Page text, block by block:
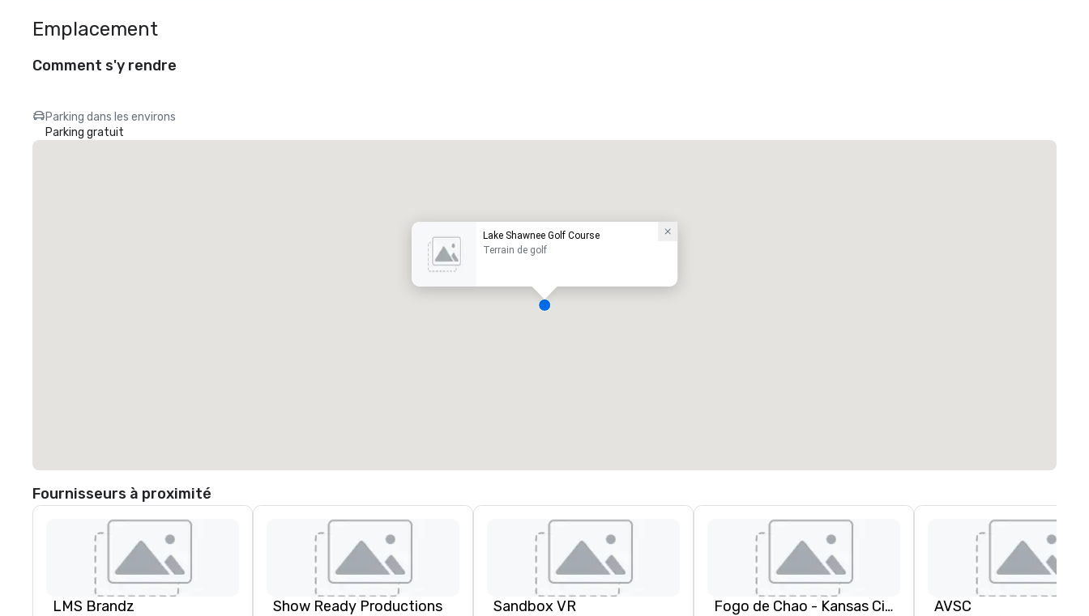
Emplacement
Comment s'y rendre
Parking dans les environs
Parking gratuit
Lake Shawnee Golf Course
Terrain de golf
Fournisseurs à proximité
LMS Brandz Show Ready Productions Sandbox VR Fogo de Chao - Kansas City AVSC